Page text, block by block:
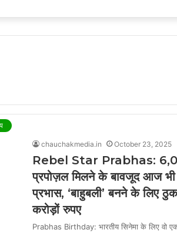
नन्हें शावकों को पीठ पर बैठाकर घूमती दिखी मादा भालू
chauchakmedia.in October 23, 2025
Rebel Star Prabhas:
प्रपोज़ल मिलने के बावजूद आज
प्रभास, ‘बाहुबली’ बनने के लिए
करोड़ों रुपए
Prabhas Birthday: भारतीय सिनेमा के लिए वो एक